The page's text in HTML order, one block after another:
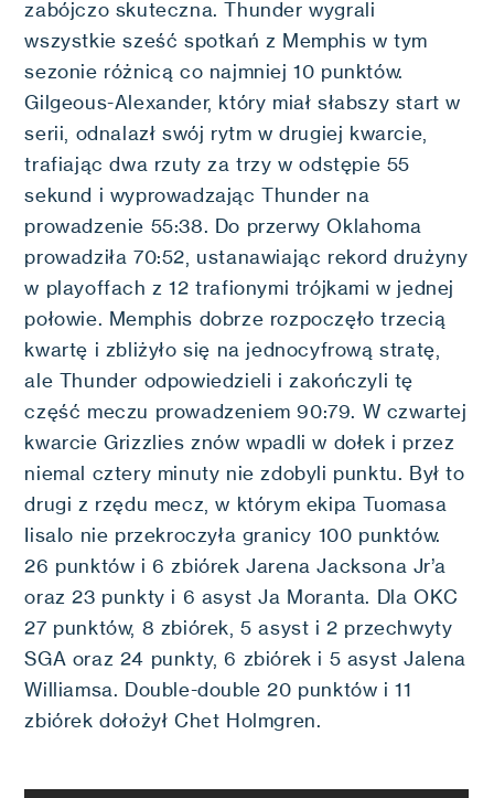
zabójczo skuteczna. Thunder wygrali
wszystkie sześć spotkań z Memphis w tym
sezonie różnicą co najmniej 10 punktów.
Gilgeous-Alexander, który miał słabszy start w
serii, odnalazł swój rytm w drugiej kwarcie,
trafiając dwa rzuty za trzy w odstępie 55
sekund i wyprowadzając Thunder na
prowadzenie 55:38. Do przerwy Oklahoma
prowadziła 70:52, ustanawiając rekord drużyny
w playoffach z 12 trafionymi trójkami w jednej
połowie. Memphis dobrze rozpoczęło trzecią
kwartę i zbliżyło się na jednocyfrową stratę,
ale Thunder odpowiedzieli i zakończyli tę
część meczu prowadzeniem 90:79. W czwartej
kwarcie Grizzlies znów wpadli w dołek i przez
niemal cztery minuty nie zdobyli punktu. Był to
drugi z rzędu mecz, w którym ekipa Tuomasa
Iisalo nie przekroczyła granicy 100 punktów.
26 punktów i 6 zbiórek Jarena Jacksona Jr’a
oraz 23 punkty i 6 asyst Ja Moranta. Dla OKC
27 punktów, 8 zbiórek, 5 asyst i 2 przechwyty
SGA oraz 24 punkty, 6 zbiórek i 5 asyst Jalena
Williamsa. Double-double 20 punktów i 11
zbiórek dołożył Chet Holmgren.